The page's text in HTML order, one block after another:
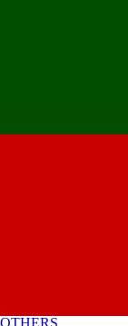
OTHERS